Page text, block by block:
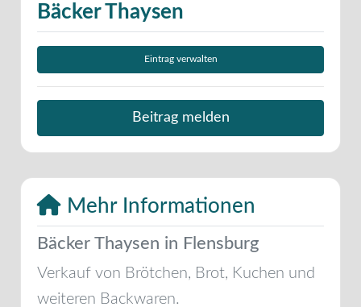
Bäcker Thaysen
Eintrag verwalten
Beitrag melden
Mehr Informationen
Bäcker Thaysen in Flensburg
Verkauf von Brötchen, Brot, Kuchen und
weiteren Backwaren.